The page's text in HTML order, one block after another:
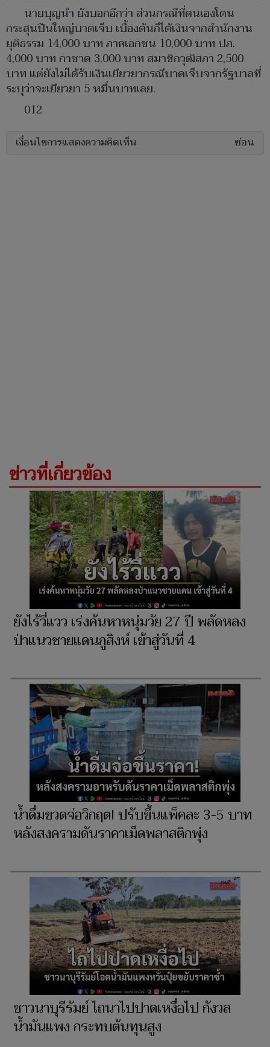
นายบุญนำ ยังบอกอีกว่า ส่วนกรณีที่ตนเองโดน
กระสุนปืนใหญ่บาดเจ็บ เบื้องต้นก็ได้เงินจากสำนักงาน
ยุติธรรม 14,000 บาท ภาคเอกชน 10,000 บาท ปภ.
4,000 บาท กาชาด 3,000 บาท สมาชิกวุฒิสภา 2,500
บาท แต่ยังไม่ได้รับเงินเยียวยากรณีบาดเจ็บจากรัฐบาลที่
ระบุว่าจะเยียวยา 5 หมื่นบาทเลย.
012
เงื่อนไขการแสดงความคิดเห็น ซ่อน
ข่าวที่เกี่ยวข้อง
ยังไร้วี่แวว เร่งค้นหาหนุ่มวัย 27 ปี พลัดหลง
ป่าแนวชายแดนภูสิงห์ เข้าสู่วันที่ 4
น้ำดื่มขวดจ่อวิกฤต! ปรับขึ้นแพ็คละ 3-5 บาท
หลังสงครามดันราคาเม็ดพลาสติกพุ่ง
ชาวนาบุรีรัมย์ ไถนาไปปาดเหงื่อไป กังวล
น้ำมันแพง กระทบต้นทุนสูง